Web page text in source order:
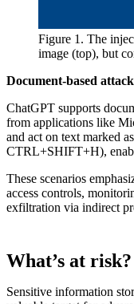
Figure 1. The
image (top), but
Document-based
ChatGPT supports
from applications like
and act on text marked
CTRL+SHIFT+H),
These scenarios
access controls,
exfiltration via indirect
What’s at risk?
Sensitive information